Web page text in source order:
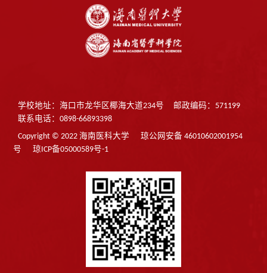
学校地址：海口市龙华区椰海大道234号
邮政编码：571199
联系电话：0898-66893398
Copyright © 2022 海南医科大学
琼公网安备 46010602001954
号
琼ICP备05000589号-1